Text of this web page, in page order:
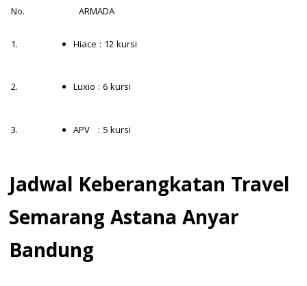
No.
ARMADA
1. Hiace : 12 kursi
2. Luxio : 6 kursi
3. APV : 5 kursi
Jadwal Keberangkatan Travel
Semarang Astana Anyar
Bandung